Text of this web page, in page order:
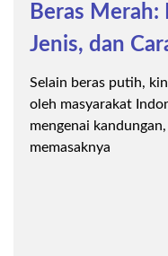
Beras
Jenis, dan
Selain beras putih,
oleh masyarakat
mengenai
memasaknya